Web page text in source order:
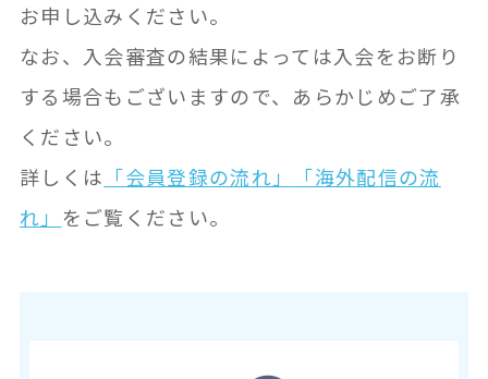
お申し込みください。
なお、入会審査の結果によっては入会をお断り
する場合もございますので、あらかじめご了承
ください。
詳しくは 「会員登録の流れ」
「海外配信の流
れ」 をご覧ください。